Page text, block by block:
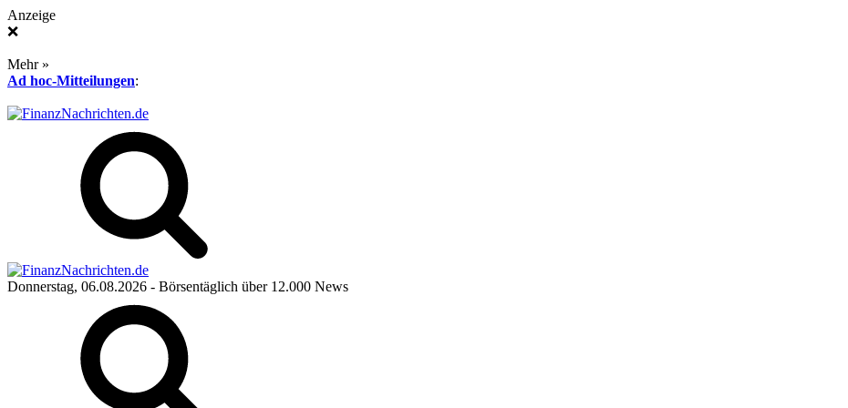
Anzeige
❌
Mehr »
Ad hoc-Mitteilungen:
Donnerstag, 06.08.2026 - Börsentäglich über 12.000 News